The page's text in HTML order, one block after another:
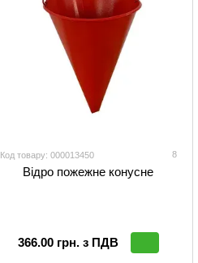
Код товару: 000013450 8
Відро пожежне конусне
366.00 грн. з ПДВ